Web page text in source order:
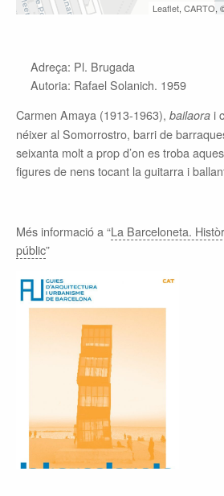
Leaflet, CARTO,
Adreça: Pl. Brugada
Autoria: Rafael Solanich. 1959
Carmen Amaya (1913-1963), bailaorai
néixer al Somorrostro, barri de
seixanta molt a prop d’on es troba
figures de nens tocant la guitarra i
Més informació a “La Barceloneta.
públic”